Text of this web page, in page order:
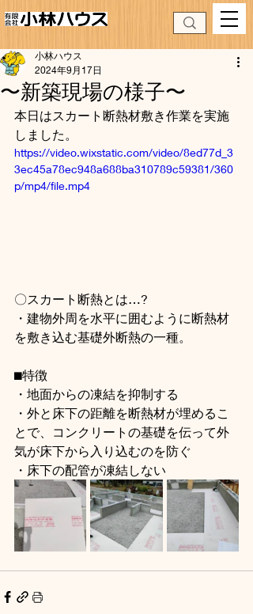
〜新築現場の様子〜
小林ハウス
2024年9月17日
本日はスカート断熱材敷き作業を実施
しました。
https://video.wixstatic.com/video/8ed77d_3
3ec45a78ec948a688ba310789c59381/360
p/mp4/file.mp4
〇スカート断熱とは…?
・建物外周を水平に囲むように断熱材
を敷き込む基礎外断熱の一種。
⬛︎特徴
・地面からの凍結を抑制する
・外と床下の距離を断熱材が埋めるこ
とで、コンクリートの基礎を伝って外
気が床下から入り込むのを防ぐ
・床下の配管が凍結しない